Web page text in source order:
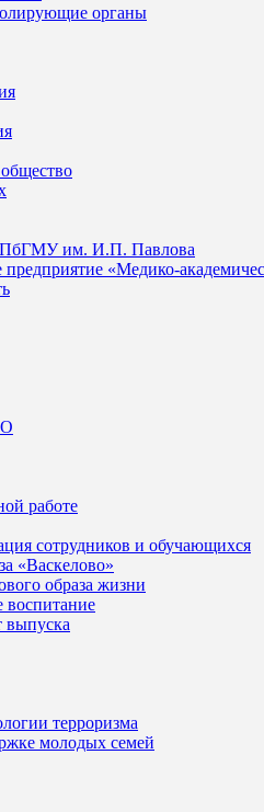
органы
им. И.П. Павлова
«Медико-
работе
сотрудников и обучающихся
«Васкелово»
образа жизни
воспитание
выпуска
терроризма
молодых семей